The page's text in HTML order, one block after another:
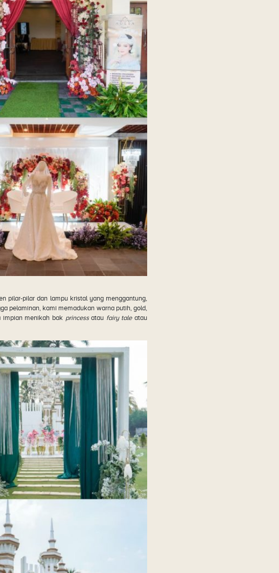
pilar-pilar dan lampu kristal yang menggantung,
pelaminan, kami memadukan warna putih, gold,
impian menikah bak princessatau fairy taleatau